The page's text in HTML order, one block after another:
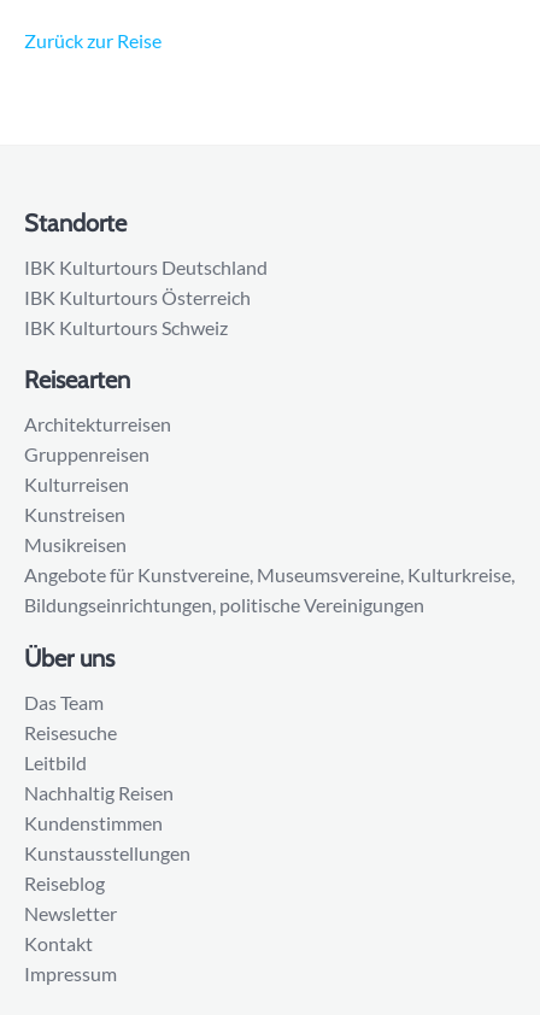
Zurück zur Reise
Standorte
IBK Kulturtours Deutschland
IBK Kulturtours Österreich
IBK Kulturtours Schweiz
Reisearten
Architekturreisen
Gruppenreisen
Kulturreisen
Kunstreisen
Musikreisen
Angebote für Kunstvereine, Museumsvereine, Kulturkreise,
Bildungseinrichtungen, politische Vereinigungen
Über uns
Das Team
Reisesuche
Leitbild
Nachhaltig Reisen
Kundenstimmen
Kunstausstellungen
Reiseblog
Newsletter
Kontakt
Impressum